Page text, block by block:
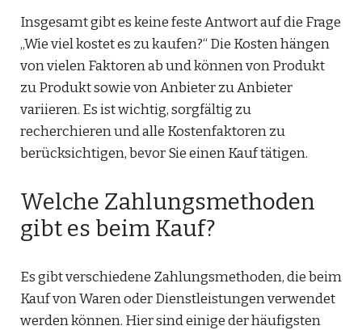
Insgesamt gibt es keine feste Antwort auf die Frage
„Wie viel kostet es zu kaufen?“ Die Kosten hängen
von vielen Faktoren ab und können von Produkt
zu Produkt sowie von Anbieter zu Anbieter
variieren. Es ist wichtig, sorgfältig zu
recherchieren und alle Kostenfaktoren zu
berücksichtigen, bevor Sie einen Kauf tätigen.
Welche Zahlungsmethoden
gibt es beim Kauf?
Es gibt verschiedene Zahlungsmethoden, die beim
Kauf von Waren oder Dienstleistungen verwendet
werden können. Hier sind einige der häufigsten